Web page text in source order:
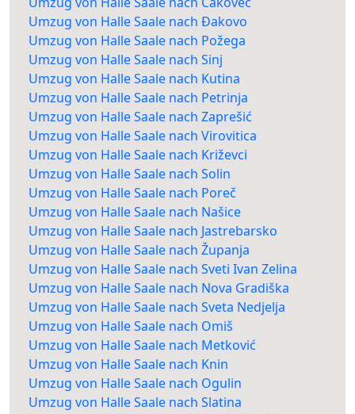
Umzug von Halle Saale nach Đakovo
Umzug von Halle Saale nach Požega
Umzug von Halle Saale nach Sinj
Umzug von Halle Saale nach Kutina
Umzug von Halle Saale nach Petrinja
Umzug von Halle Saale nach Zaprešić
Umzug von Halle Saale nach Virovitica
Umzug von Halle Saale nach Križevci
Umzug von Halle Saale nach Solin
Umzug von Halle Saale nach Poreč
Umzug von Halle Saale nach Našice
Umzug von Halle Saale nach Jastrebarsko
Umzug von Halle Saale nach Županja
Umzug von Halle Saale nach Sveti Ivan Zelina
Umzug von Halle Saale nach Nova Gradiška
Umzug von Halle Saale nach Sveta Nedjelja
Umzug von Halle Saale nach Omiš
Umzug von Halle Saale nach Metković
Umzug von Halle Saale nach Knin
Umzug von Halle Saale nach Ogulin
Umzug von Halle Saale nach Slatina